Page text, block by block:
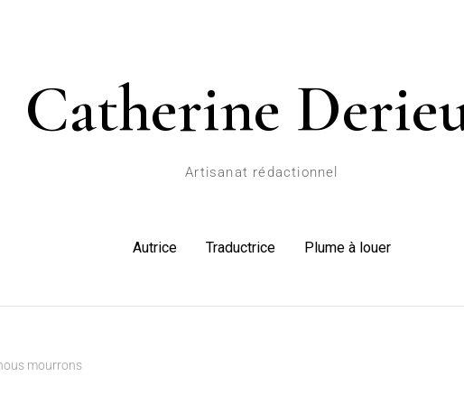
Catherine
Artisanat rédactionnel
Autrice Traductrice Plume à louer
mourrons